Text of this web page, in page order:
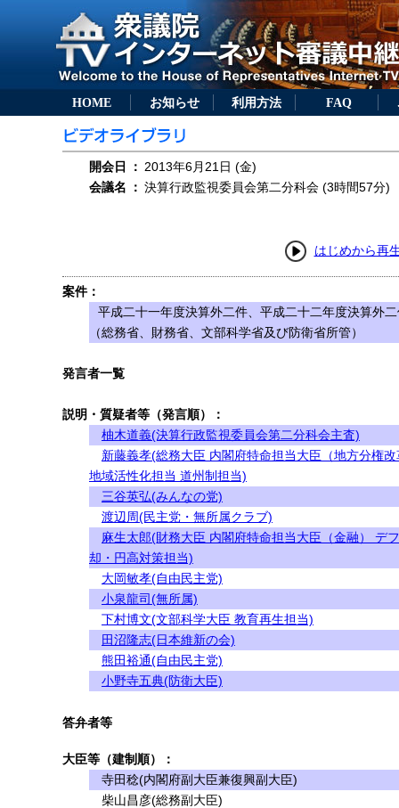
HOME お知らせ 利用方法 FAQ
開会日 ： 2013年6月21日 (金)
会議名
： 決算行政監視委員会第二分科会 (3時間57分)
はじめから再
案件：
平成二十一年度決算外二件、平成二十二年度決算外
（総務省、財務省、文部科学省及び防衛省所管）
発言者一覧
説明・質疑者等（発言順）：
柚木道義(決算行政監視委員会第二分科会主査)
新藤義孝(総務大臣 内閣府特命担当大臣（地方分権改
地域活性化担当 道州制担当)
三谷英弘(みんなの党)
渡辺周(民主党・無所属クラブ)
麻生太郎(財務大臣 内閣府特命担当大臣（金融） デ
却・円高対策担当)
大岡敏孝(自由民主党)
小泉龍司(無所属)
下村博文(文部科学大臣 教育再生担当)
田沼隆志(日本維新の会)
熊田裕通(自由民主党)
小野寺五典(防衛大臣)
答弁者等
大臣等（建制順）：
寺田稔(内閣府副大臣兼復興副大臣)
柴山昌彦(総務副大臣)